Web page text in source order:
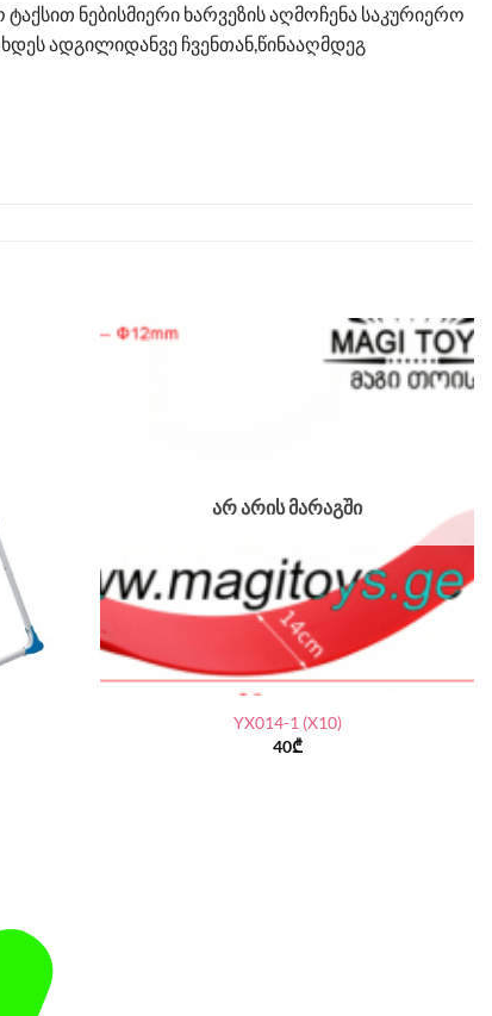
ნებისმიერი ხარვეზის აღმოჩენა საკურიერო
ადგილიდანვე ჩვენთან,წინააღმდეგ
ᲐᲠ ᲐᲠᲘᲡ ᲛᲐᲠᲐᲒᲨᲘ
YX014-1 (X10)
40₾